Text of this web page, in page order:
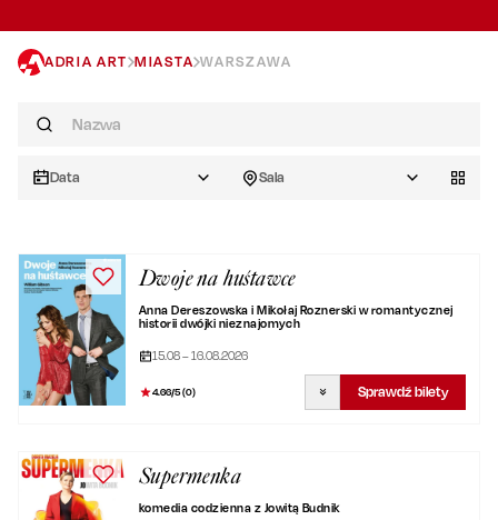
ADRIA ART MIASTA WARSZAWA
Data Sala
Dwoje na huśtawce
Anna Dereszowska i Mikołaj Roznerski w romantycznej
historii dwójki nieznajomych
15.08 – 16.08.2026
4.66/5 (0) Sprawdź bilety
Supermenka
komedia codzienna z Jowitą Budnik